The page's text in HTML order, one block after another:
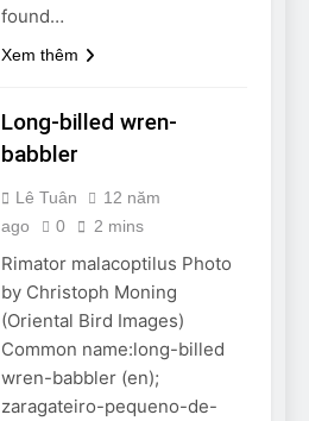
found…
Xem thêm
Long-billed wren-
babbler
Lê Tuân
12 năm
ago
0 2 mins
Rimator malacoptilus Photo
by Christoph Moning
(Oriental Bird Images)
Common name:long-billed
wren-babbler (en);
zaragateiro-pequeno-de-